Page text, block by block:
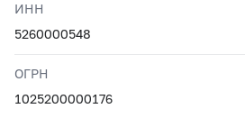
ИНН
5260000548
ОГРН
1025200000176